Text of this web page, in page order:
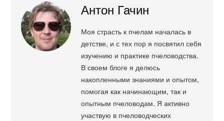
Антон Гачин
Моя страсть к пчелам началась в
детстве, и с тех пор я посвятил себя
изучению и практике пчеловодства.
В своем блоге я делюсь
накопленными знаниями и опытом,
помогая как начинающим, так и
опытным пчеловодам. Я активно
участвую в пчеловодческих